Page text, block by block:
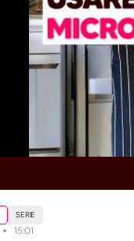
SERIE
15:01